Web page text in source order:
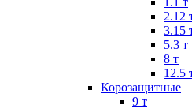
2.12
3.15
5.3 т
8 т
12.5
Корозащитные
9 т